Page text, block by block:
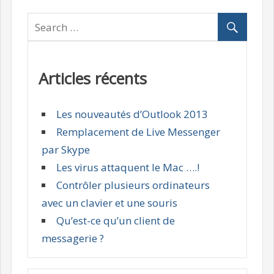
Articles récents
Les nouveautés d’Outlook 2013
Remplacement de Live Messenger
par Skype
Les virus attaquent le Mac ….!
Contrôler plusieurs ordinateurs
avec un clavier et une souris
Qu’est-ce qu’un client de
messagerie ?